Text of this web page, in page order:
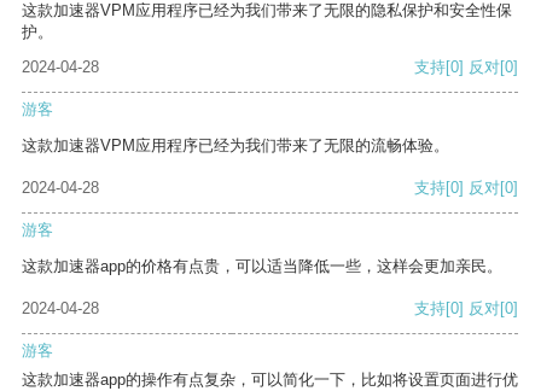
这款加速器VPM应用程序已经为我们带来了无限的隐私保护和安全性保
护。
2024-04-28
支持[0] 反对[0]
游客
这款加速器VPM应用程序已经为我们带来了无限的流畅体验。
2024-04-28 支持[0] 反对[0]
游客
这款加速器app的价格有点贵，可以适当降低一些，这样会更加亲民。
2024-04-28 支持[0] 反对[0]
游客
这款加速器app的操作有点复杂，可以简化一下，比如将设置页面进行优